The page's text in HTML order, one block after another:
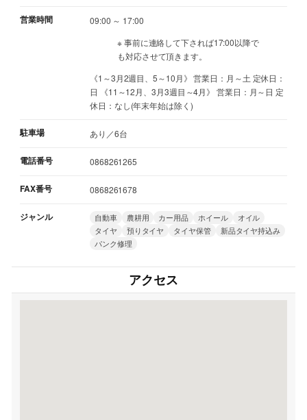
営業時間
09:00 ～ 17:00
※ 事前に連絡して下されば17:00以降で
も対応させて頂きます。
《1～3月2週目、5～10月》 営業日：月～土 定休日：
日 《11～12月、3月3週目～4月》 営業日：月～日 定
休日：なし(年末年始は除く)
駐車場 あり／6台
電話番号 0868261265
FAX番号 0868261678
ジャンル 自動車 農耕用 カー用品 ホイール
オイル
タイヤ
預りタイヤ タイヤ保管
新品タイヤ持込み
パンク修理
アクセス